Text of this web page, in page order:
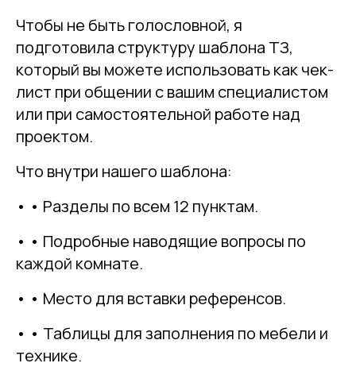
Чтобы не быть голословной, я
подготовила структуру шаблона ТЗ,
который вы можете использовать как чек-
лист при общении с вашим специалистом
или при самостоятельной работе над
проектом.
Что внутри нашего шаблона:
• • Разделы по всем 12 пунктам.
• • Подробные наводящие вопросы по
каждой комнате.
• • Место для вставки референсов.
• • Таблицы для заполнения по мебели и
технике.